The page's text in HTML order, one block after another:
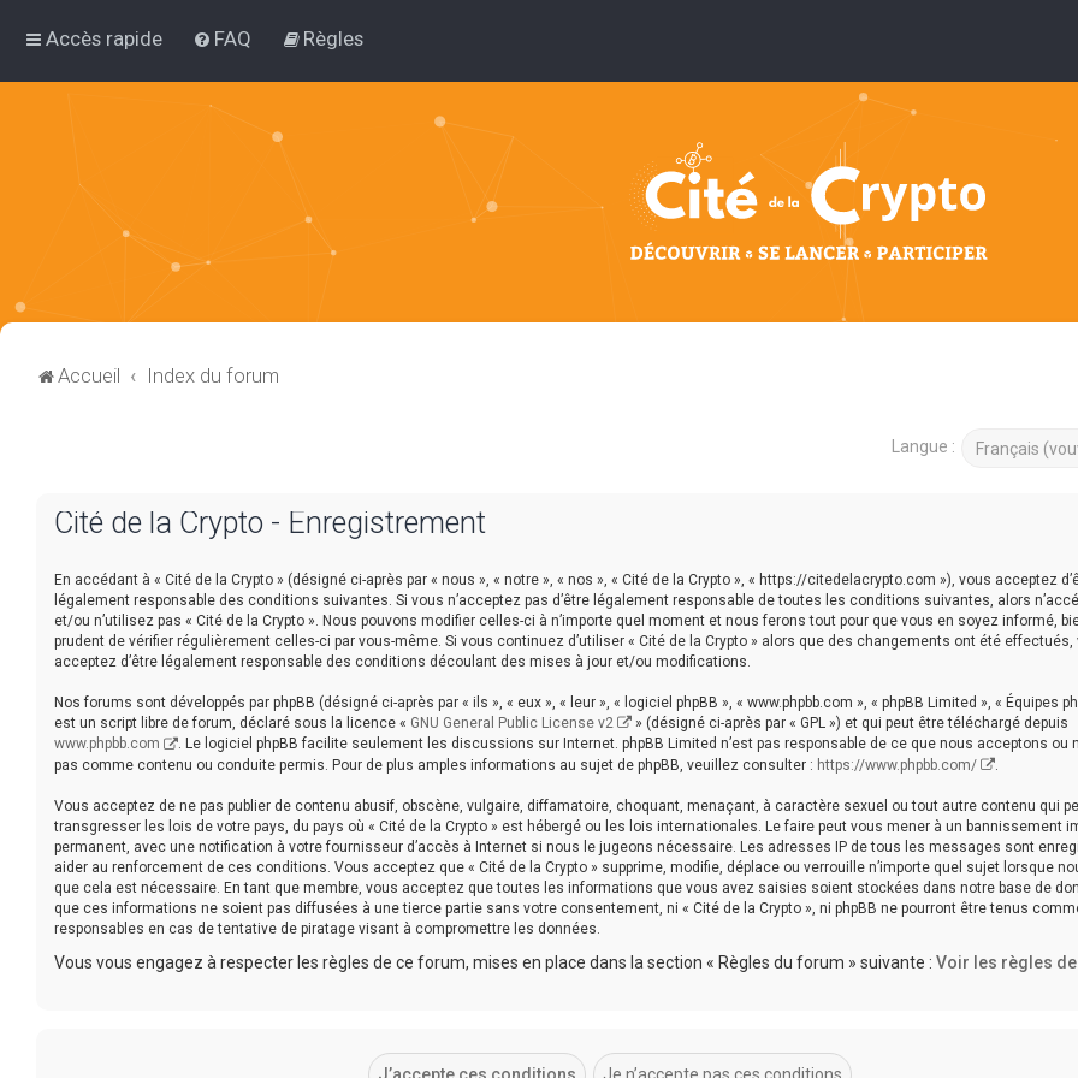
Accès rapide FAQ Règles
Accueil Index du forum
Langue :
Cité de la Crypto - Enregistrement
En accédant à « Cité de la Crypto » (désigné ci-après par « nous », « notre », « nos », « Cité de la Crypto », « https://citedelacrypto.com »), vous acceptez
légalement responsable des conditions suivantes. Si vous n’acceptez pas d’être légalement responsable de toutes les conditions suivantes, alors
et/ou n’utilisez pas « Cité de la Crypto ». Nous pouvons modifier celles-ci à n’importe quel moment et nous ferons tout pour que vous en soyez informé,
prudent de vérifier régulièrement celles-ci par vous-même. Si vous continuez d’utiliser « Cité de la Crypto » alors que des changements ont été effectués,
acceptez d’être légalement responsable des conditions découlant des mises à jour et/ou modifications.
Nos forums sont développés par phpBB (désigné ci-après par « ils », « eux », « leur », « logiciel phpBB », « www.phpbb.com », « phpBB Limited », « Équipes
est un script libre de forum, déclaré sous la licence « GNU General Public License v2
» (désigné ci-après par « GPL ») et qui peut être téléchargé depuis
www.phpbb.com
. Le logiciel phpBB facilite seulement les discussions sur Internet. phpBB Limited n’est pas responsable de ce que nous acceptons ou
pas comme contenu ou conduite permis. Pour de plus amples informations au sujet de phpBB, veuillez consulter : https://www.phpbb.com/
Vous acceptez de ne pas publier de contenu abusif, obscène, vulgaire, diffamatoire, choquant, menaçant, à caractère sexuel ou tout autre contenu qui
transgresser les lois de votre pays, du pays où « Cité de la Crypto » est hébergé ou les lois internationales. Le faire peut vous mener à un bannissement
permanent, avec une notification à votre fournisseur d’accès à Internet si nous le jugeons nécessaire. Les adresses IP de tous les messages sont
aider au renforcement de ces conditions. Vous acceptez que « Cité de la Crypto » supprime, modifie, déplace ou verrouille n’importe quel sujet lorsque
que cela est nécessaire. En tant que membre, vous acceptez que toutes les informations que vous avez saisies soient stockées dans notre base de
que ces informations ne soient pas diffusées à une tierce partie sans votre consentement, ni « Cité de la Crypto », ni phpBB ne pourront être tenus
responsables en cas de tentative de piratage visant à compromettre les données.
Vous vous engagez à respecter les règles de ce forum, mises en place dans la section « Règles du forum » suivante : Voir les règles